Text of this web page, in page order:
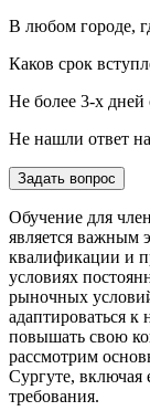
В любом городе,
Каков срок
Не более 3-х дней
Не нашли ответ
Задать вопрос
Обучение для
является важным
квалификации и
условиях
рыночных
адаптироваться
повышать свою
рассмотрим
Сургуте,
требования.